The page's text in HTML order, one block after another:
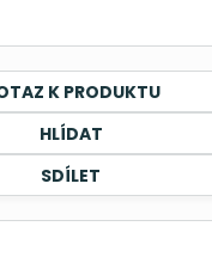
K PRODUKTU
HLÍDAT
SDÍLET